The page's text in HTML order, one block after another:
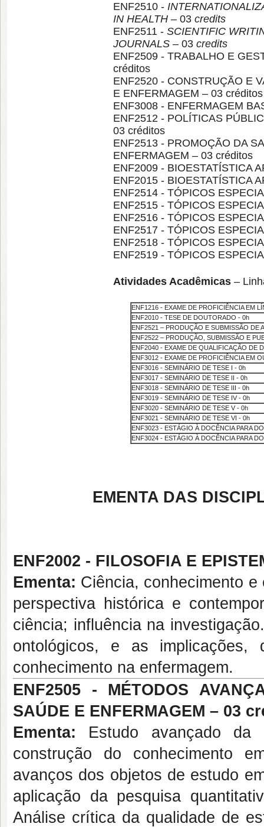
ENF2510 -
IN HEALTH – 03 credits
ENF2511 - SCIENTIFIC
JOURNALS – 03 credits
ENF2509 - TRABALHO E
créditos
ENF2520 - CONSTRUÇÃO E
E ENFERMAGEM – 03 créditos
ENF3008 - ENFERMAGEM
ENF2512 - POLÍTICAS
03 créditos
ENF2513 - PROMOÇÃO DA
ENFERMAGEM – 03 créditos
ENF2009 - BIOESTATÍSTICA
ENF2015 - BIOESTATÍSTICA
ENF2514 - TÓPICOS
ENF2515 - TÓPICOS
ENF2516 - TÓPICOS
ENF2517 - TÓPICOS
ENF2518 - TÓPICOS
ENF2519 - TÓPICOS
Atividades Acadêmicas –
ENF1216 - EXAME DE PROFICIÊNCIA EM
ENF2010 - TESE DE DOUTORADO - 0h
ENF2521 – PRODUÇÃO E SUBMISSÃO DE
ENF2522 – PRODUÇÃO, SUBMISSÃO E
ENF2040 - EXAME DE QUALIFICAÇÃO DE
ENF3012 - EXAME DE PROFICIÊNCIA EM
ENF3016 - SEMINÁRIO DE TESE I - 0h
ENF3017 - SEMINÁRIO DE TESE II - 0h
ENF3018 - SEMINÁRIO DE TESE III - 0h
ENF3019 - SEMINÁRIO DE TESE IV - 0h
ENF3020 - SEMINÁRIO DE TESE V - 0h
ENF3021 - SEMINÁRIO DE TESE VI - 0h
ENF3023 - ESTÁGIO À DOCÊNCIA PARA
ENF3024 - ESTÁGIO À DOCÊNCIA PARA
EMENTA DAS
ENF2002 - FILOSOFIA E
Ementa: Ciência, conhecimento
perspectiva histórica e
ciência; influência na
ontológicos, e as implicações,
conhecimento na enfermagem.
ENF2505 - MÉTODOS
SAÚDE E ENFERMAGEM – 03
Ementa: Estudo avançado da
construção do conhecimento
avanços dos objetos de estudo
aplicação da pesquisa
Análise crítica da qualidade de